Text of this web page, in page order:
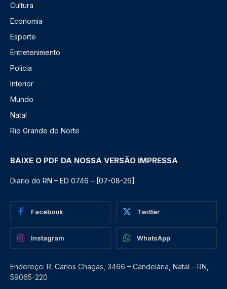
Cultura
Economia
Esporte
Entretenimento
Polícia
Interior
Mundo
Natal
Rio Grande do Norte
BAIXE O PDF DA NOSSA VERSÃO IMPRESSA
Diario do RN – ED 0746 – [07-08-26]
Facebook Twitter
Instagram WhatsApp
Endereço: R. Carlos Chagas, 3466 – Candelária, Natal – RN,
59065-220